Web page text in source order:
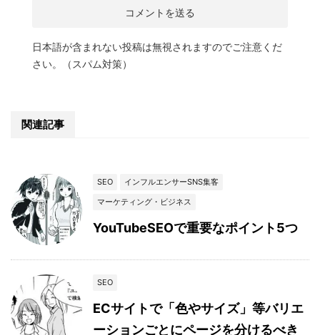
日本語が含まれない投稿は無視されますのでご注意くだ
さい。（スパム対策）
関連記事
SEO
インフルエンサーSNS集客
マーケティング・ビジネス
YouTubeSEOで重要なポイント5つ
SEO
ECサイトで「色やサイズ」等バリエ
ーションごとにページを分けるべき